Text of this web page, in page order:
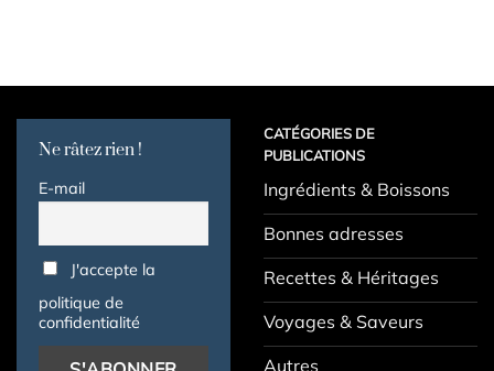
Ne râtez rien !
E-mail
J'accepte la
politique de
confidentialité
CATÉGORIES DE
PUBLICATIONS
Ingrédients & Boissons
Bonnes adresses
Recettes & Héritages
Voyages & Saveurs
Autres